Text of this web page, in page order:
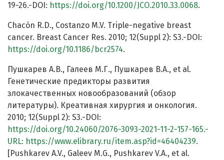
19-26.-DOI: https://doi.org/10.1200/JCO.2010.33.0068.
Chacón R.D., Costanzo M.V. Triple-negative breast
cancer. Breast Cancer Res. 2010; 12(Suppl 2): S3.-DOI:
https://doi.org/10.1186/bcr2574.
Пушкарев А.В., Галеев М.Г., Пушкарев В.А., et al.
Генетические предикторы развития
злокачественных новообразований (обзор
литературы). Креативная хирургия и онкология.
2010; 12(Suppl 2): S3.-DOI:
https://doi.org/10.24060/2076-3093-2021-11-2-157-165.-
URL: https://www.elibrary.ru/item.asp?id=46404239.
[Pushkarev A.V., Galeev M.G., Pushkarev V.A., et al.